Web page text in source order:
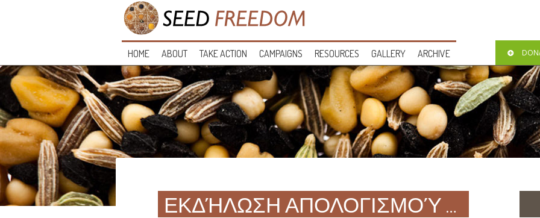
HOME ABOUT TAKE ACTION CAMPAIGNS RESOURCES GALLERY ARCHIVE
ΕΚΔΉΛΩΣΗ ΑΠΟΛΟΓΙΣΜΟΎ …